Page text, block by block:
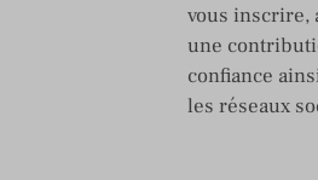
vous inscrire,
une
confiance
les réseaux